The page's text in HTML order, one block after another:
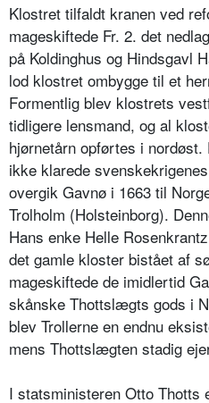
Klostret tilfaldt kranen ved
mageskiftede Fr. 2. det
på Koldinghus og Hindsgavl
lod klostret ombygge til et
Formentlig blev klostrets
tidligere lensmand, og al
hjørnetårn opførtes i
ikke klarede
overgik Gavnø i 1663 til
Trolholm (Holsteinborg).
Hans enke Helle
det gamle kloster bistået af
mageskiftede de imidlertid
skånske Thottslægts gods i
blev Trollerne en endnu
mens Thottslægten stadig
I statsministeren Otto Thotts